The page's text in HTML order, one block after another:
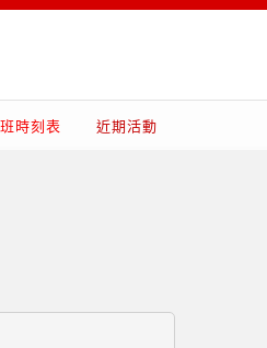
時刻表 近期活動